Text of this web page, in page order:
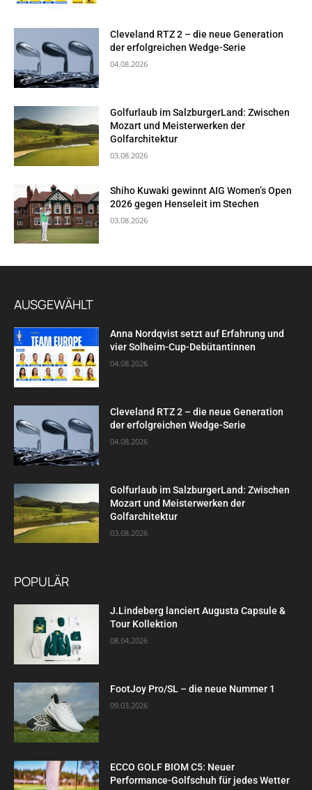
Cleveland RTZ 2 – die neue Generation
der erfolgreichen Wedge-Serie
04.08.2026
Golfurlaub im SalzburgerLand: Zwischen
Mozart und Meisterwerken der
Golfarchitektur
03.08.2026
Shiho Kuwaki gewinnt AIG Women’s Open
2026 gegen Henseleit im Stechen
03.08.2026
AUSGEWÄHLT
Anna Nordqvist setzt auf Erfahrung und
vier Solheim-Cup-Debütantinnen
04.08.2026
Cleveland RTZ 2 – die neue Generation
der erfolgreichen Wedge-Serie
04.08.2026
Golfurlaub im SalzburgerLand: Zwischen
Mozart und Meisterwerken der
Golfarchitektur
03.08.2026
POPULÄR
J.Lindeberg lanciert Augusta Capsule &
Tour Kollektion
08.04.2026
FootJoy Pro/SL – die neue Nummer 1
09.03.2026
ECCO GOLF BIOM C5: Neuer
Performance-Golfschuh für jedes Wetter